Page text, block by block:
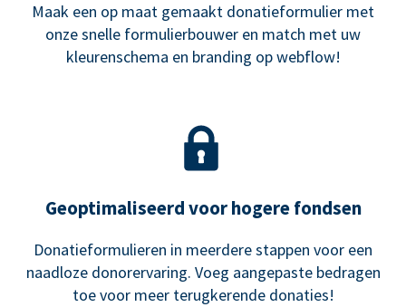
Maak een op maat gemaakt donatieformulier met
onze snelle formulierbouwer en match met uw
kleurenschema en branding op webflow!
Geoptimaliseerd voor hogere fondsen
Donatieformulieren in meerdere stappen voor een
naadloze donorervaring. Voeg aangepaste bedragen
toe voor meer terugkerende donaties!